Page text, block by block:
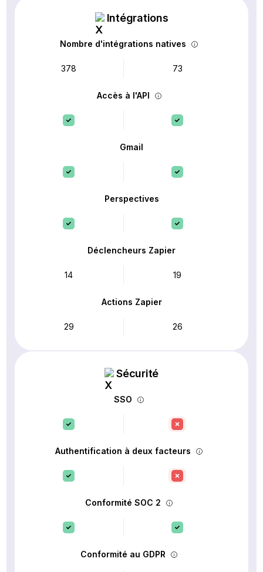
Intégrations
Nombre d'intégrations natives
378 73
Accès à l'API
Gmail
Perspectives
Déclencheurs Zapier
14 19
Actions Zapier
29 26
Sécurité
SSO
Authentification à deux facteurs
Conformité SOC 2
Conformité au GDPR